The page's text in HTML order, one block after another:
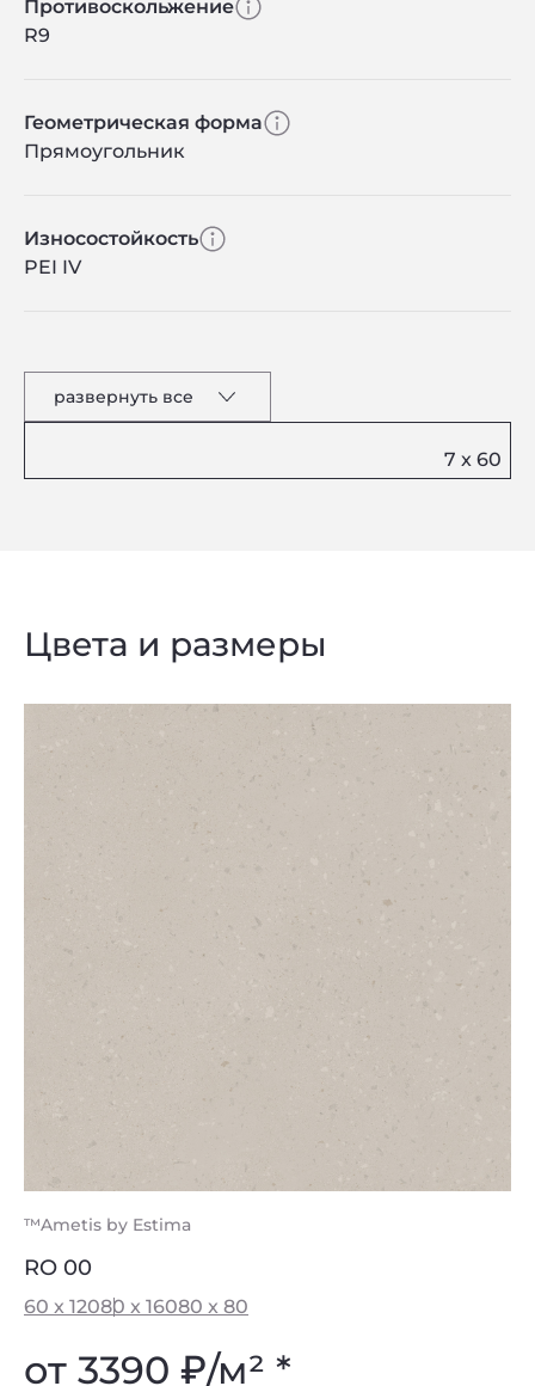
Противоскольжение
R9
Геометрическая форма
Прямоугольник
Износостойкость
PEI IV
развернуть все
Цвета и размеры
™Ametis by Estima
RO 00
60 x 12080 x 16080 x 80
от 3390 ₽/м² *